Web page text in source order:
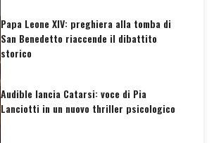
Papa Leone XIV: preghiera alla tomba di
San Benedetto riaccende il dibattito
storico
Audible lancia Catarsi: voce di Pia
Lanciotti in un nuovo thriller psicologico